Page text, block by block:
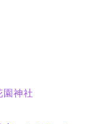
神社